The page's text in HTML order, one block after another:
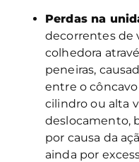
Perdas na
decorrentes de
colhedora
peneiras,
entre o
cilindro ou alta
deslocamento,
por causa da
ainda por